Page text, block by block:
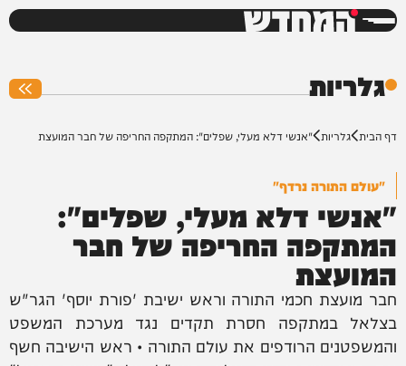
המחדש
גלריות
דף הבית גלריות "אנשי דלא מעלי, שפלים": המתקפה החריפה של חבר המועצת
"עולם התורה נרדף"
"אנשי דלא מעלי, שפלים":
המתקפה החריפה של חבר
המועצת
חבר מועצת חכמי התורה וראש ישיבת 'פורת יוסף' הגר"ש
בצלאל במתקפה חסרת תקדים נגד מערכת המשפט
והמשפטנים הרודפים את עולם התורה • ראש הישיבה חשף